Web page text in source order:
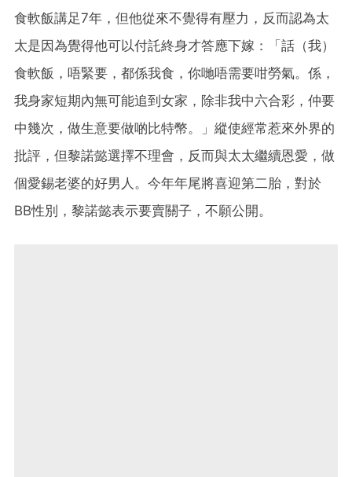
食軟飯講足7年，但他從來不覺得有壓力，反而認為太
太是因為覺得他可以付託終身才答應下嫁：「話（我）
食軟飯，唔緊要，都係我食，你哋唔需要咁勞氣。係，
我身家短期內無可能追到女家，除非我中六合彩，仲要
中幾次，做生意要做啲比特幣。」縱使經常惹來外界的
批評，但黎諾懿選擇不理會，反而與太太繼續恩愛，做
個愛錫老婆的好男人。今年年尾將喜迎第二胎，對於
BB性別，黎諾懿表示要賣關子，不願公開。